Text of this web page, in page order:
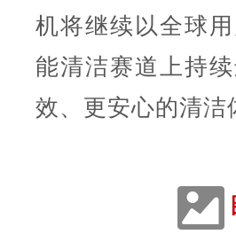
机将继续以全球
能清洁赛道上持
效、更安心的清洁